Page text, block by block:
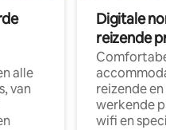
alle
van
Digitale
reizende
Comfortabele
reizende en
werkende
wifi en